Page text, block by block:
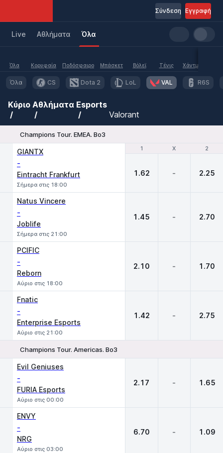
Εγγραφή
Σύνδεση
Live Aθλήματα Όλα
Όλα Κορυφαία Ποδόσφαιρο Μπάσκετ Βόλεϊ Τένις Χάντμπολ
Όλα CS Dota 2 LoL VAL R6S
Κύριο Αθλήματα Esports
Valorant
Champions Tour. EMEA. Bo3
1 X 2
GIANTX
-
Eintracht Frankfurt
Σήμερα στις 18:00
1 X 2
1.62 - 2.25
Natus Vincere
-
Joblife
Σήμερα στις 21:00
1.45 - 2.70
PCIFIC
-
Reborn
Αύριο στις 18:00
2.10 - 1.70
Fnatic
-
Enterprise Esports
Αύριο στις 21:00
1.42 - 2.75
Champions Tour. Americas. Bo3
Evil Geniuses
-
FURIA Esports
Αύριο στις 00:00
2.17 - 1.65
ENVY
-
NRG
Αύριο στις 03:00
6.70 - 1.09